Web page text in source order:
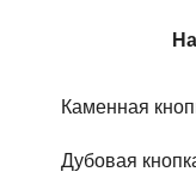
Каменная
Дубовая